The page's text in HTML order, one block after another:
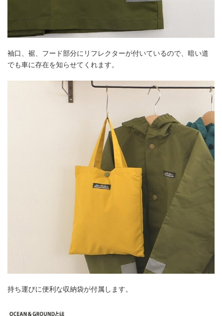
袖口、裾、フード部分にリフレクターが付いているので、暗い道
でも車に存在を知らせてくれます。
持ち運びに便利な収納袋が付属します。